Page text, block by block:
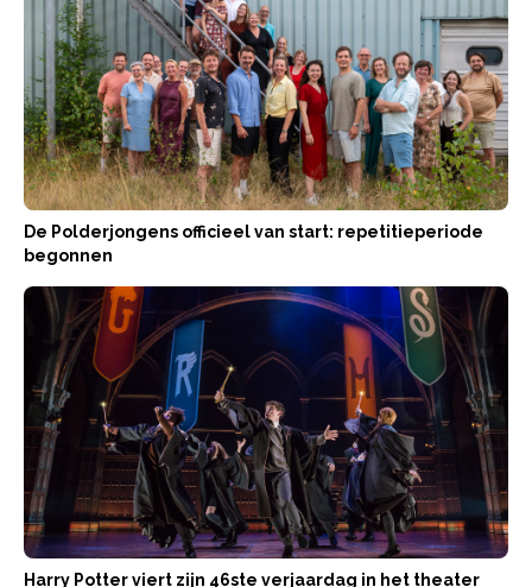
De Polderjongens officieel van start: repetitieperiode
begonnen
Harry Potter viert zijn 46ste verjaardag in het theater